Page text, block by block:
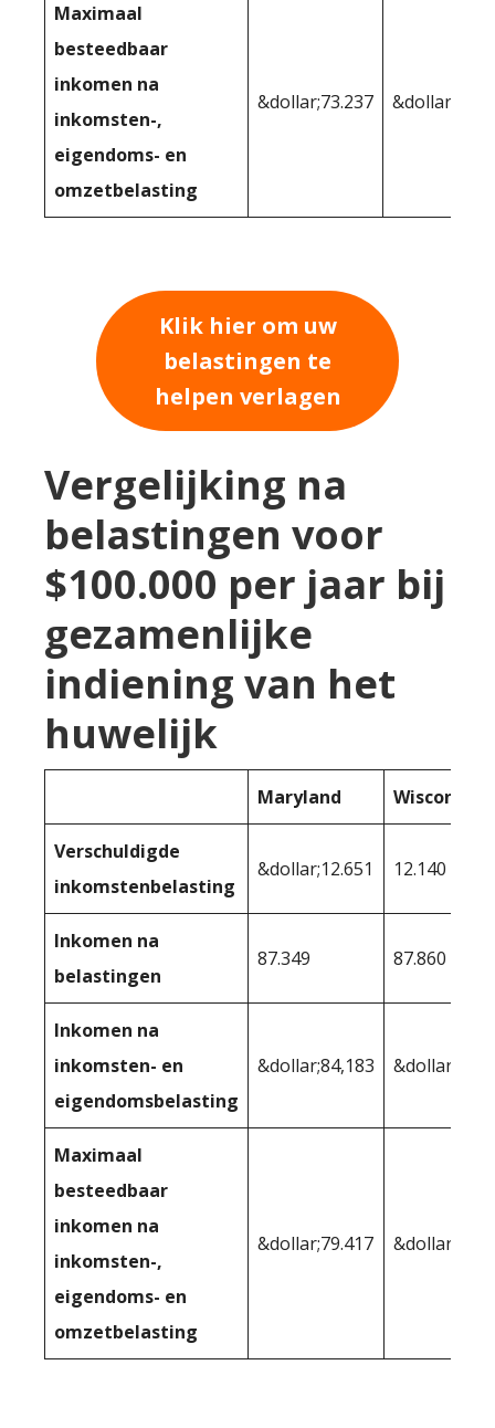
Maximaal
besteedbaar
inkomen na
inkomsten-,
eigendoms- en
omzetbelasting
&dollar;73.237
Klik hier om uw
belastingen te
helpen verlagen
Vergelijking na
belastingen voor
$100.000 per jaar bij
gezamenlijke
indiening van het
huwelijk
Maryland Wisconsin
Verschuldigde
inkomstenbelasting
&dollar;12.651 12.140
Inkomen na
belastingen
87.349 87.860
Inkomen na
inkomsten- en
eigendomsbelasting
&dollar;84,183
Maximaal
besteedbaar
inkomen na
inkomsten-,
eigendoms- en
omzetbelasting
&dollar;79.417